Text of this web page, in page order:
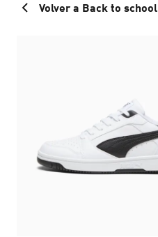
Volver a Back to school